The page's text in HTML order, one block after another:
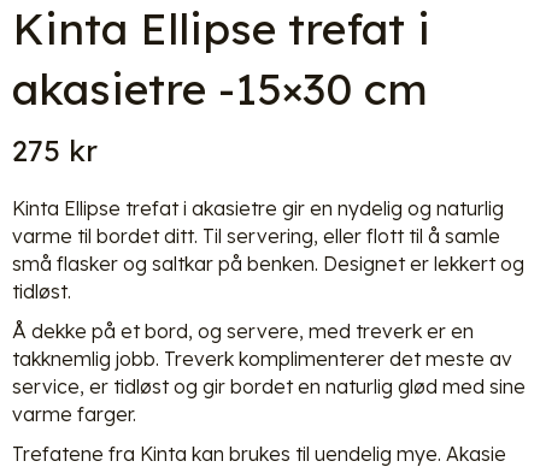
Kinta Ellipse trefat i
akasietre -15×30 cm
275 kr
Kinta Ellipse trefat i akasietre gir en nydelig og naturlig
varme til bordet ditt. Til servering, eller flott til å samle
små flasker og saltkar på benken. Designet er lekkert og
tidløst.
Å dekke på et bord, og servere, med treverk er en
takknemlig jobb. Treverk komplimenterer det meste av
service, er tidløst og gir bordet en naturlig glød med sine
varme farger.
Trefatene fra Kinta kan brukes til uendelig mye. Akasie